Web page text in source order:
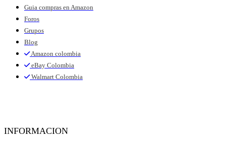
Guia compras en Amazon
Foros
Grupos
Blog
Amazon colombia
eBay Colombia
Walmart Colombia
INFORMACION